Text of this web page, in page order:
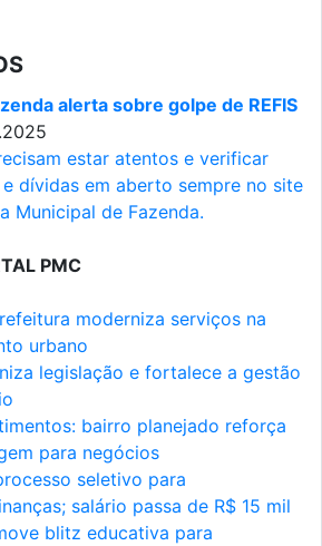
alerta sobre golpe de REFIS
estar atentos e verificar
dívidas em aberto sempre no site
Municipal de Fazenda.
PMC
moderniza serviços na
urbano
legislação e fortalece a gestão
bairro planejado reforça
para negócios
seletivo para
salário passa de R$ 15 mil
blitz educativa para